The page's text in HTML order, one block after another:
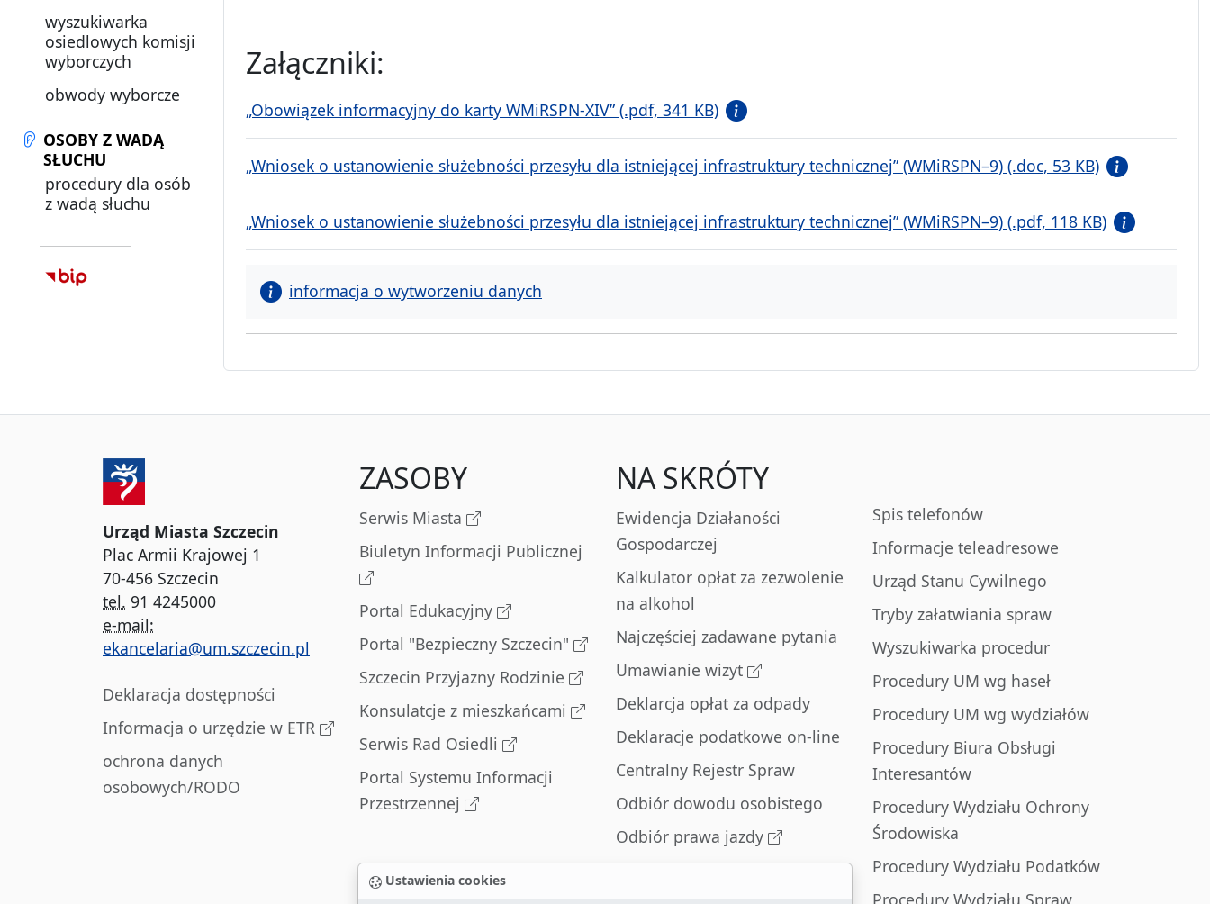
Ustawienia cookies
wyszukiwarka
osiedlowych komisji
wyborczych
obwody wyborcze
OSOBY Z WADĄ
SŁUCHU
procedury dla osób
z wadą słuchu
Załączniki:
„Obowiązek informacyjny do karty WMiRSPN-XIV” (.pdf, 341 KB)
„Wniosek o ustanowienie służebności przesyłu dla istniejącej infrastruktury technicznej” (WMiRSPN–9) (.doc, 53 KB)
„Wniosek o ustanowienie służebności przesyłu dla istniejącej infrastruktury technicznej” (WMiRSPN–9) (.pdf, 118 KB)
informacja o wytworzeniu danych
Urząd Miasta Szczecin
Plac Armii Krajowej 1
70-456 Szczecin
tel. 91 4245000
e-mail:
ekancelaria@um.szczecin.pl
Deklaracja dostępności
Informacja o urzędzie w ETR
ochrona danych
osobowych/RODO
ZASOBY
Serwis Miasta
Biuletyn Informacji Publicznej
Portal Edukacyjny
Portal "Bezpieczny Szczecin"
Szczecin Przyjazny Rodzinie
Konsulatcje z mieszkańcami
Serwis Rad Osiedli
Portal Systemu Informacji
Przestrzennej
NA SKRÓTY
Ewidencja Działaności
Gospodarczej
Kalkulator opłat za zezwolenie
na alkohol
Najczęściej zadawane pytania
Umawianie wizyt
Deklarcja opłat za odpady
Deklaracje podatkowe on-line
Centralny Rejestr Spraw
Odbiór dowodu osobistego
Odbiór prawa jazdy
Odbiór dowodu
rejestracyjnego
Spis telefonów
Informacje teleadresowe
Urząd Stanu Cywilnego
Tryby załatwiania spraw
Wyszukiwarka procedur
Procedury UM wg haseł
Procedury UM wg wydziałów
Procedury Biura Obsługi
Interesantów
Procedury Wydziału Ochrony
Środowiska
Procedury Wydziału Podatków
Procedury Wydziału Spraw